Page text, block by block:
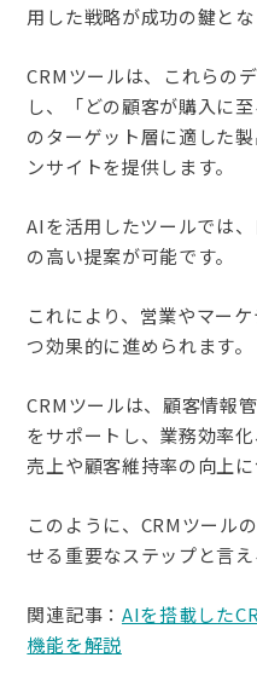
用した戦略が成功の鍵とな
CRMツールは、これらの
し、「どの顧客が購入に
のターゲット層に適した
ンサイトを提供します。
AIを活用したツールでは
の高い提案が可能です。
これにより、営業やマー
つ効果的に進められます。
CRMツールは、顧客情報
をサポートし、業務効率
売上や顧客維持率の向上に
このように、CRMツール
せる重要なステップと言え
関連記事： AIを搭載した
機能を解説